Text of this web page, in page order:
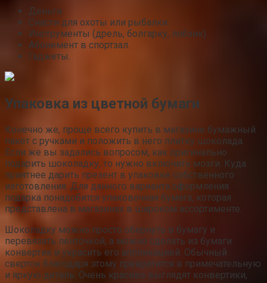
Деньги.
Снасти для охоты или рыбалки.
Инструменты (дрель, болгарку, лобзик).
Абонемент в спортзал.
Гаджеты.
Упаковка из цветной бумаги
Конечно же, проще всего купить в магазине бумажный
пакет с ручками и положить в него плитку шоколада.
Если же вы задались вопросом, как оригинально
подарить шоколадку, то нужно включить мозги. Куда
приятнее дарить презент в упаковке собственного
изготовления. Для данного варианта оформления
подарка понадобится упаковочная бумага, которая
представлена в магазинах в широком ассортименте.
Шоколадку можно просто обернуть в бумагу и
перевязать ленточкой, а можно сделать из бумаги
конвертик и украсить его аппликацией. Обычный
сверток благодаря этому превратится в примечательную
и яркую деталь. Очень красиво выглядят конвертики,